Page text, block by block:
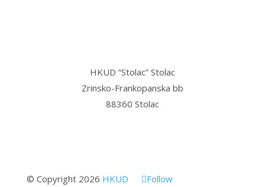
HKUD “Stolac” Stolac
Zrinsko-Frankopanska bb
88360 Stolac
© Copyright 2026 HKUD Follow